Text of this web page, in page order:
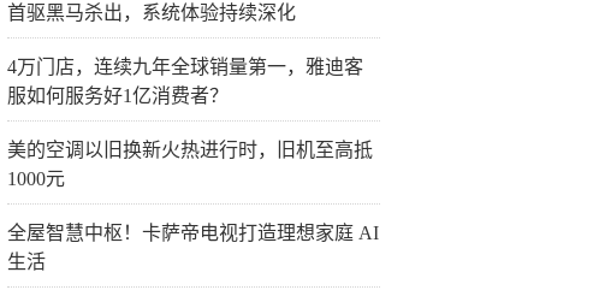
首驱黑马杀出，系统体验持续深化
4万门店，连续九年全球销量第一，雅迪客
服如何服务好1亿消费者？
美的空调以旧换新火热进行时，旧机至高抵
1000元
全屋智慧中枢！卡萨帝电视打造理想家庭 AI
生活